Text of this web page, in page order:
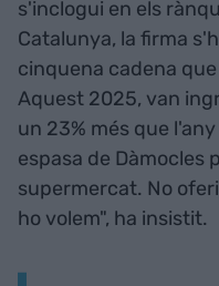
s'inclogui en els
Catalunya, la firma
cinquena cadena
Aquest 2025, van
un 23% més que
espasa de Dàmocles
supermercat. No
ho volem", ha insistit.